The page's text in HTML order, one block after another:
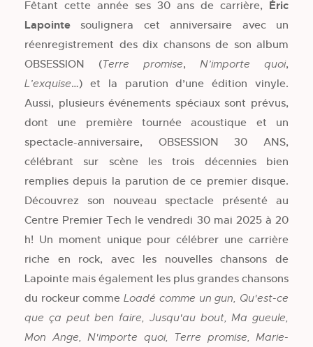
Fêtant cette année ses 30 ans de carrière, Éric
Lapointe soulignera cet anniversaire avec un
réenregistrement des dix chansons de son album
OBSESSION (Terre promise, N’importe quoi,
L’exquise…) et la parution d’une édition vinyle.
Aussi, plusieurs événements spéciaux sont prévus,
dont une première tournée acoustique et un
spectacle-anniversaire, OBSESSION 30 ANS,
célébrant sur scène les trois décennies bien
remplies depuis la parution de ce premier disque.
Découvrez son nouveau spectacle présenté au
Centre Premier Tech le vendredi 30 mai 2025 à 20
h! Un moment unique pour célébrer une carrière
riche en rock, avec les nouvelles chansons de
Lapointe mais également les plus grandes chansons
du rockeur commeLoadé comme un gun, Qu'est-ce
que ça peut ben faire, Jusqu'au bout, Ma gueule,
Mon Ange, N'importe quoi, Terre promise, Marie-